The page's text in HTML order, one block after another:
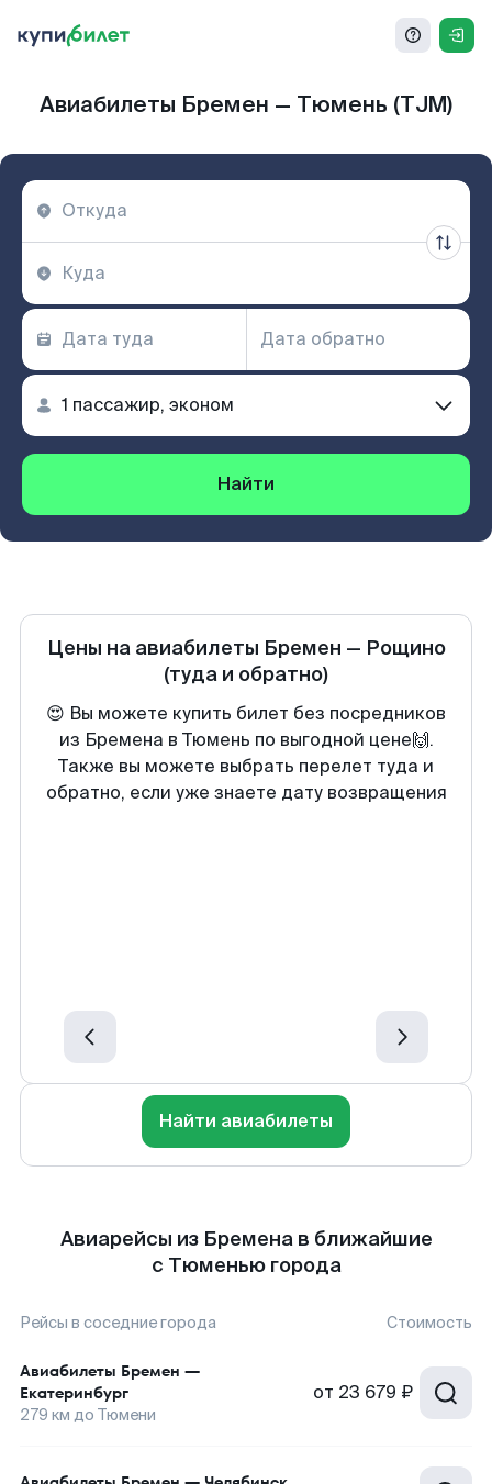
Авиабилеты Бремен — Тюмень (TJM)
Найти
Цены на авиабилеты Бремен — Рощино
(туда и обратно)
😍 Вы можете купить билет без посредников
из Бремена в Тюмень по выгодной цене🙌.
Также вы можете выбрать перелет туда и
обратно, если уже знаете дату возвращения
Найти авиабилеты
Авиарейсы из Бремена в ближайшие
с Тюменью города
Рейсы в соседние города Стоимость
Авиабилеты Бремен —
Екатеринбург
279 км до Тюмени
от 23 679 ₽